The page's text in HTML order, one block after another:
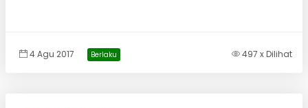
4 Agu 2017 Berlaku 497 x Dilihat